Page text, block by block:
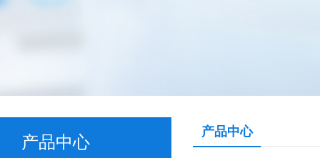
产品中心
产品中心